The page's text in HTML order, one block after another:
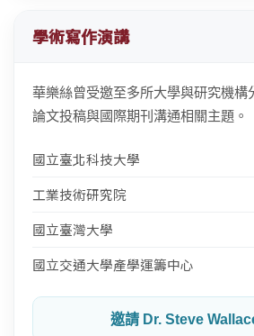
學術寫作演講
華樂絲曾受邀至多所大學與研究機構
論文投稿與國際期刊溝通相關主題。
國立臺北科技大學
工業技術研究院
國立臺灣大學
國立交通大學產學運籌中心
邀請 Dr. Steve